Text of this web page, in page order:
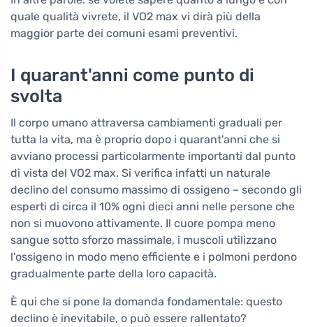
quale qualità vivrete, il VO2 max vi dirà più della
maggior parte dei comuni esami preventivi.
I quarant'anni come punto di
svolta
Il corpo umano attraversa cambiamenti graduali per
tutta la vita, ma è proprio dopo i quarant'anni che si
avviano processi particolarmente importanti dal punto
di vista del VO2 max. Si verifica infatti un naturale
declino del consumo massimo di ossigeno – secondo gli
esperti di circa il 10% ogni dieci anni nelle persone che
non si muovono attivamente. Il cuore pompa meno
sangue sotto sforzo massimale, i muscoli utilizzano
l'ossigeno in modo meno efficiente e i polmoni perdono
gradualmente parte della loro capacità.
È qui che si pone la domanda fondamentale: questo
declino è inevitabile, o può essere rallentato?